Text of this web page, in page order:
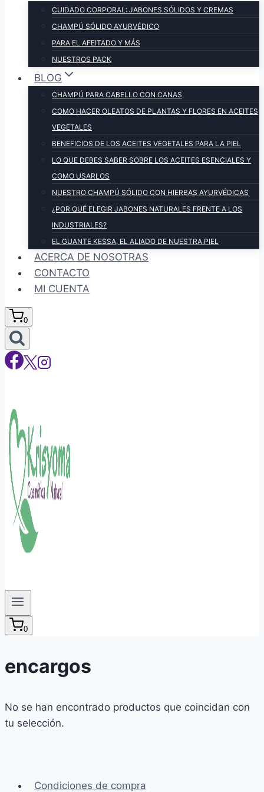
CUIDADO CORPORAL: JABONES SÓLIDOS Y CREMAS
CHAMPÚ SÓLIDO AYURVÉDICO
PARA EL AFEITADO Y MÁS
NUESTROS PACK
BLOG
CHAMPÚ PARA CABELLO CON CANAS
COMO HACER OLEATOS DE PLANTAS Y FLORES EN ACEITES
VEGETALES
BENEFICIOS DE LOS ACEITES VEGETALES PARA LA PIEL
LO QUE DEBES SABER SOBRE LOS ACEITES ESENCIALES Y
COMO USARLOS
NUESTRO CHAMPÚ SÓLIDO CON HIERBAS AYURVÉDICAS
¿POR QUÉ ELEGIR JABONES NATURALES FRENTE A LOS
INDUSTRIALES?
EL GUANTE KESSA, EL ALIADO DE NUESTRA PIEL
ACERCA DE NOSOTRAS
CONTACTO
MI CUENTA
0
0
encargos
No se han encontrado productos que coincidan con
tu selección.
Condiciones de compra